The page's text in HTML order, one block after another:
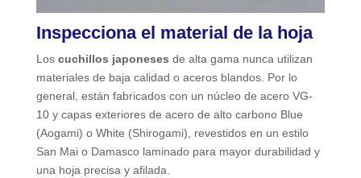
Inspecciona el material de la hoja
Los cuchillos japoneses de alta gama nunca utilizan
materiales de baja calidad o aceros blandos. Por lo
general, están fabricados con un núcleo de acero VG-
10 y capas exteriores de acero de alto carbono Blue
(Aogami) o White (Shirogami), revestidos en un estilo
San Mai o Damasco laminado para mayor durabilidad y
una hoja precisa y afilada.